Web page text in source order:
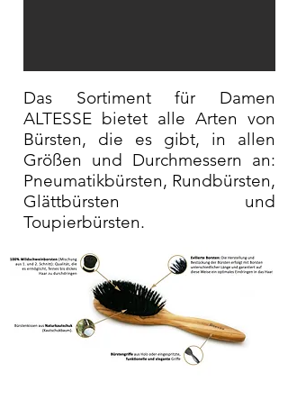
Das Sortiment für Damen
ALTESSE bietet alle Arten von
Bürsten, die es gibt, in allen
Größen und Durchmessern an:
Pneumatikbürsten, Rundbürsten,
Glättbürsten und
Toupierbürsten.